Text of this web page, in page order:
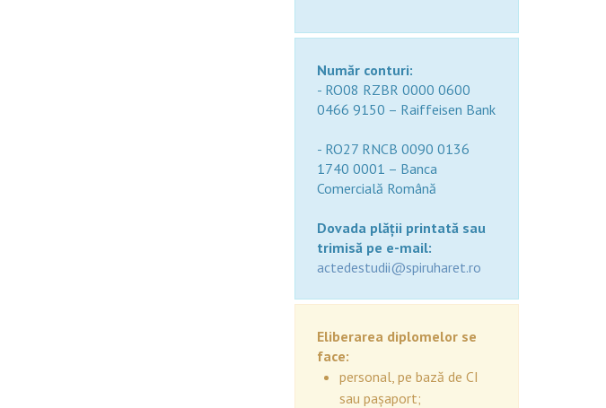
Număr conturi:
- RO08 RZBR 0000 0600
0466 9150 – Raiffeisen Bank
- RO27 RNCB 0090 0136
1740 0001 – Banca
Comercială Română
Dovada plăţii printată sau
trimisă pe e-mail:
actedestudii@spiruharet.ro
Eliberarea diplomelor se
face:
personal, pe bază de CI
sau pașaport;